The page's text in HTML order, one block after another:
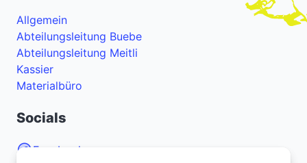
Allgemein
Abteilungsleitung Buebe
Abteilungsleitung Meitli
Kassier
Materialbüro
Socials
Facebook